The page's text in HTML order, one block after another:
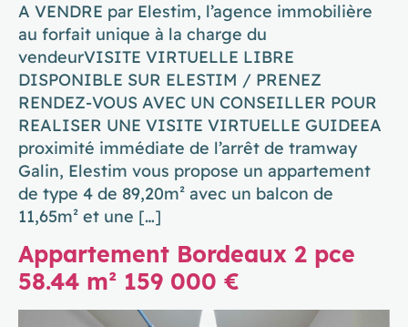
A VENDRE par Elestim, l’agence immobilière
au forfait unique à la charge du
vendeurVISITE VIRTUELLE LIBRE
DISPONIBLE SUR ELESTIM / PRENEZ
RENDEZ-VOUS AVEC UN CONSEILLER POUR
REALISER UNE VISITE VIRTUELLE GUIDEEA
proximité immédiate de l’arrêt de tramway
Galin, Elestim vous propose un appartement
de type 4 de 89,20m² avec un balcon de
11,65m² et une […]
Appartement Bordeaux 2 pce
58.44 m² 159 000 €